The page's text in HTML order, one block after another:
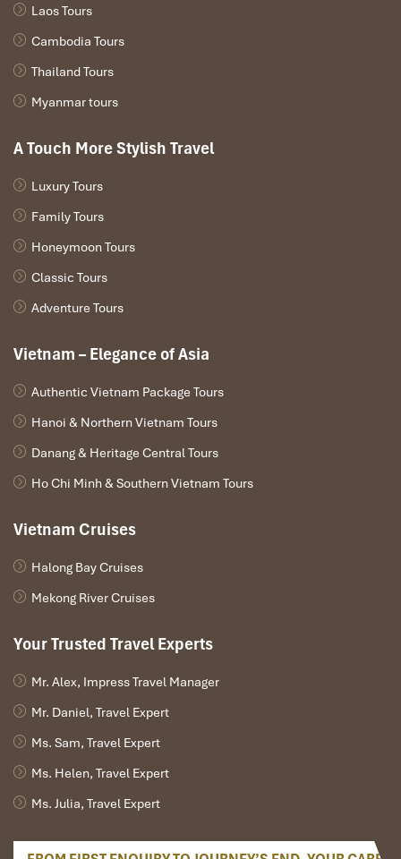
Laos Tours
Cambodia Tours
Thailand Tours
Myanmar tours
A Touch More Stylish Travel
Luxury Tours
Family Tours
Honeymoon Tours
Classic Tours
Adventure Tours
Vietnam – Elegance of Asia
Authentic Vietnam Package Tours
Hanoi & Northern Vietnam Tours
Danang & Heritage Central Tours
Ho Chi Minh & Southern Vietnam Tours
Vietnam Cruises
Halong Bay Cruises
Mekong River Cruises
Your Trusted Travel Experts
Mr. Alex, Impress Travel Manager
Mr. Daniel, Travel Expert
Ms. Sam, Travel Expert
Ms. Helen, Travel Expert
Ms. Julia, Travel Expert